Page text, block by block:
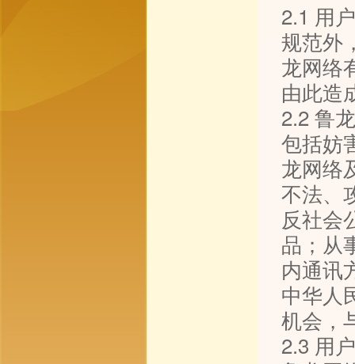
2.1 用
规范外
龙网络
由此造
2.2 鲁
包括妨
龙网络
不法、
反社会
品；从
内通讯
中华人
机会，
2.3 用